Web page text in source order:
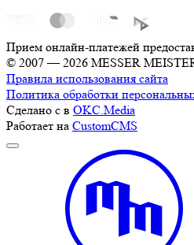
Прием онлайн-платежей
© 2007 — 2026 MESSER
Правила использования сайта
Политика обработки
Сделано с в OKC.Media
Работает на CustomCMS